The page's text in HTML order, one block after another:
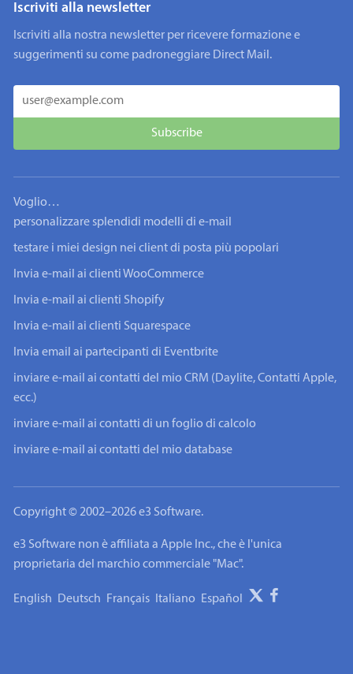
Iscriviti alla newsletter
Iscriviti alla nostra newsletter per ricevere formazione e
suggerimenti su come padroneggiare Direct Mail.
Voglio…
personalizzare splendidi modelli di e-mail
testare i miei design nei client di posta più popolari
Invia e-mail ai clienti WooCommerce
Invia e-mail ai clienti Shopify
Invia e-mail ai clienti Squarespace
Invia email ai partecipanti di Eventbrite
inviare e-mail ai contatti del mio CRM (Daylite, Contatti Apple,
ecc.)
inviare e-mail ai contatti di un foglio di calcolo
inviare e-mail ai contatti del mio database
Copyright © 2002–2026 e3 Software.
e3 Software non è affiliata a Apple Inc., che è l'unica
proprietaria del marchio commerciale "Mac".
English Deutsch Français Italiano Español